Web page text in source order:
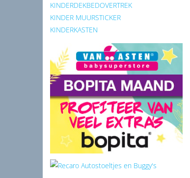
KINDERDEKBEDOVERTREK
KINDER MUURSTICKER
KINDERKASTEN